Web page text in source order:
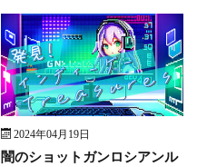
2024年04月19日
闇のショットガンロシアンル